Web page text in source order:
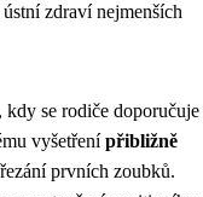
zdraví nejmenších
se rodiče doporučuje
vyšetřenípřibližně
prvních zoubků.